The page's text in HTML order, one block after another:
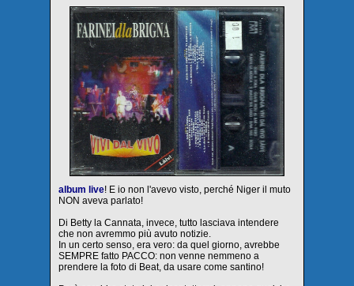
album live! E io non l'avevo visto, perché Niger il muto
NON aveva parlato!
Di Betty la Cannata, invece, tutto lasciava intendere
che non avremmo più avuto notizie.
In un certo senso, era vero: da quel giorno, avrebbe
SEMPRE fatto PACCO: non venne nemmeno a
prendere la foto di Beat, da usare come santino!